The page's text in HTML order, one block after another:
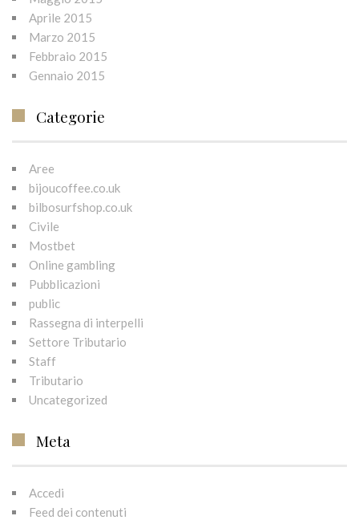
Aprile 2015
Marzo 2015
Febbraio 2015
Gennaio 2015
Categorie
Aree
bijoucoffee.co.uk
bilbosurfshop.co.uk
Civile
Mostbet
Online gambling
Pubblicazioni
public
Rassegna di interpelli
Settore Tributario
Staff
Tributario
Uncategorized
Meta
Accedi
Feed dei contenuti